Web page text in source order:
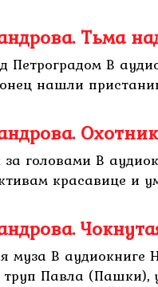
Тьма
Петроградом В
нашли
головами В
красавице и
муза В
Павла (Пашки),